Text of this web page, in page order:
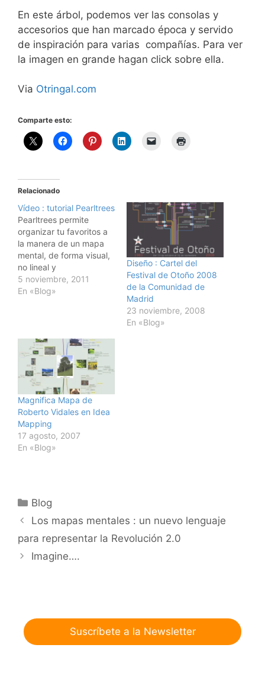
En este árbol, podemos ver las consolas y
accesorios que han marcado época y servido
de inspiración para varias compañías. Para ver
la imagen en grande hagan click sobre ella.
Via Otringal.com
Comparte esto:
Relacionado
Vídeo : tutorial Pearltrees
Pearltrees permite
organizar tu favoritos a
la manera de un mapa
mental, de forma visual,
no lineal y
con hierarquía. Una vez
creado tu "árbol de
cualquier ordenador con
ectado a Internet.Es fácil
de usar y favorece el
compartimiento de
mejores enlaces como el
descubrimiento de
perlas…
5 noviembre, 2011
En «Blog»
Diseño : Cartel del
Festival de Otoño 2008
de la Comunidad de
Madrid
23 noviembre, 2008
En «Blog»
Magnifica Mapa de
Roberto Vidales en Idea
Mapping
17 agosto, 2007
En «Blog»
Categorías
Blog
Los mapas mentales : un nuevo lenguaje
para representar la Revolución 2.0
Imagine….
Suscríbete a la Newsletter